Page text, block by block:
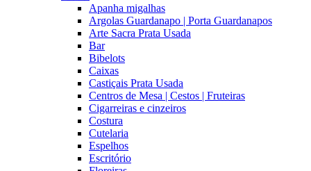
Apanha migalhas
Argolas Guardanapo | Porta Guardanapos
Arte Sacra Prata Usada
Bar
Bibelots
Caixas
Castiçais Prata Usada
Centros de Mesa | Cestos | Fruteiras
Cigarreiras e cinzeiros
Costura
Cutelaria
Espelhos
Escritório